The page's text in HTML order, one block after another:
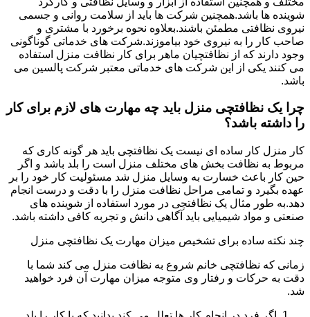
شوینده ها باشد.همچنین شرکت ها باید از سلامت روانی و جسمی
نیروی نظافتی مطمئن باشند.بعلاوه نحوه برخورد با مشتری و
صاحب کار را به نیروی خود بیاموزند.شرکت های خدماتی گوناگونی
وجود دارند که از نظافتچیان ماهر برای کار نظافت منزل استفاده
می کنند یکی از این شرکت های خدماتی معتبر شرکت پالسین می
باشد.
چرا یک نظافتچی منزل باید چه مهارت های لازم برای کار
را داشته باشد؟
کار منزل کار ساده ای نیست یک نظافتچی باید هر گونه کاری که
مربوط به نظافت بخش های مختلف منزل است را بلد باشد و اگر
حین کار باعث خسارت به وسایل منزل شد مسئولیت کار خود را بر
عهده بگیرد و تمامی مراحل نظافت منزل را با دقت و درست انجام
دهد.به طور مثال یک نظافتچی در مورد استفاده از شوینده های
صنعتی و مواد شیمیایی باید آگاهی دانش و تجربه کافی داشته باشد.
چند نکته ساده برای تشخیص میزان مهارت یک نظافتچی منزل
زمانی که نظافتچی خانم شروع به نظافت منزل می کند شما با
دقت به حرکات و رفتار وی متوجه میزان مهارت آن فرد خواهید
شد.